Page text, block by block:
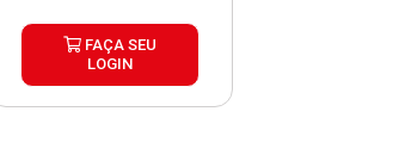
FAÇA SEU
LOGIN